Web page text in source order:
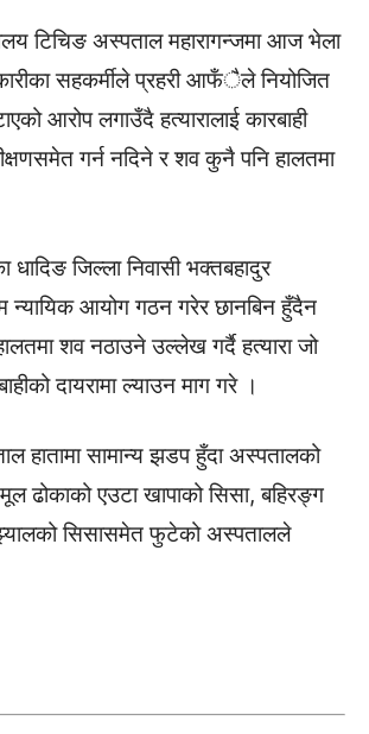
टिचिङ अस्पताल महारागन्जमा आज भेला
सहकर्मीले प्रहरी आफँैले नियोजित
आरोप लगाउँदै हत्यारालाई कारबाही
गर्न नदिने र शव कुनै पनि हालतमा
जिल्ला निवासी भक्तबहादुर
न्यायिक आयोग गठन गरेर छानबिन हुँदैन
शव नठाउने उल्लेख गर्दै हत्यारा जो
दायरामा ल्याउन माग गरे ।
हातामा सामान्य झडप हुँदा अस्पतालको
ढोकाको एउटा खापाको सिसा, बहिरङ्ग
झ्यालको सिसासमेत फुटेको अस्पतालले